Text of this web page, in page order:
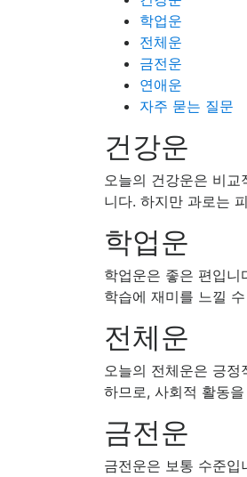
학업운
전체운
금전운
연애운
자주 묻는 질문
건강운
오늘의 건강운은 비
니다. 하지만 과로는
학업운
학업운은 좋은 편입
학습에 재미를 느낄
전체운
오늘의 전체운은 긍
하므로, 사회적 활동
금전운
금전운은 보통 수준